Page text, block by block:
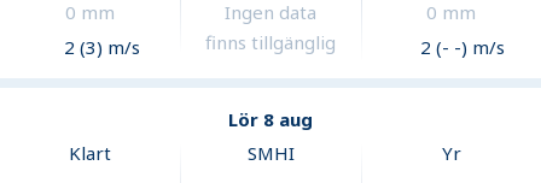
0 mm
2 (3) m/s
Ingen data
finns tillgänglig
0 mm
2 (- -) m/s
Lör 8 aug
Klart
SMHI Yr